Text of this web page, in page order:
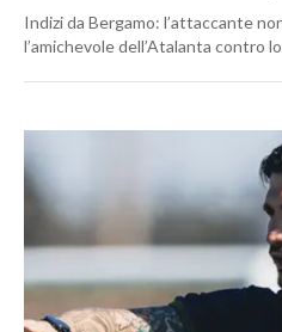
Indizi da Bergamo: l’attaccante
l’amichevole dell’Atalanta contro